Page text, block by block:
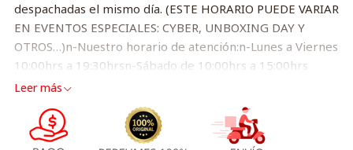
despachadas el mismo día. (ESTE HORARIO PUEDE VARIAR
EN EVENTOS ESPECIALES: CYBER, UNBOXING DAY Y
OTROS…)n-Nuestro horario de atención:n-Lunes a Viernes
10:00hrs a 19:30hrsn-Sábado de 10:00hrs a 15:00hrs
Leer más